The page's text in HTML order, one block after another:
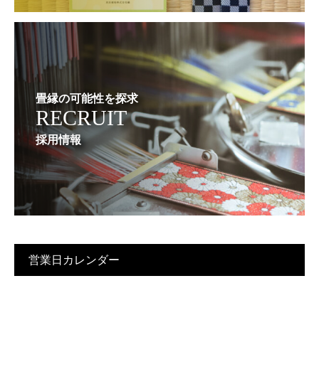
畳縁の可能性を探求
RECRUIT
採用情報
営業日カレンダー